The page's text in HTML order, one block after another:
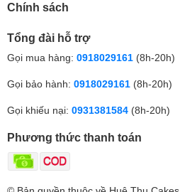
Chính sách
Tổng đài hỗ trợ
Gọi mua hàng: 0918029161 (8h-20h)
Gọi bảo hành: 0918029161 (8h-20h)
Gọi khiếu nại: 0931381584 (8h-20h)
Phương thức thanh toán